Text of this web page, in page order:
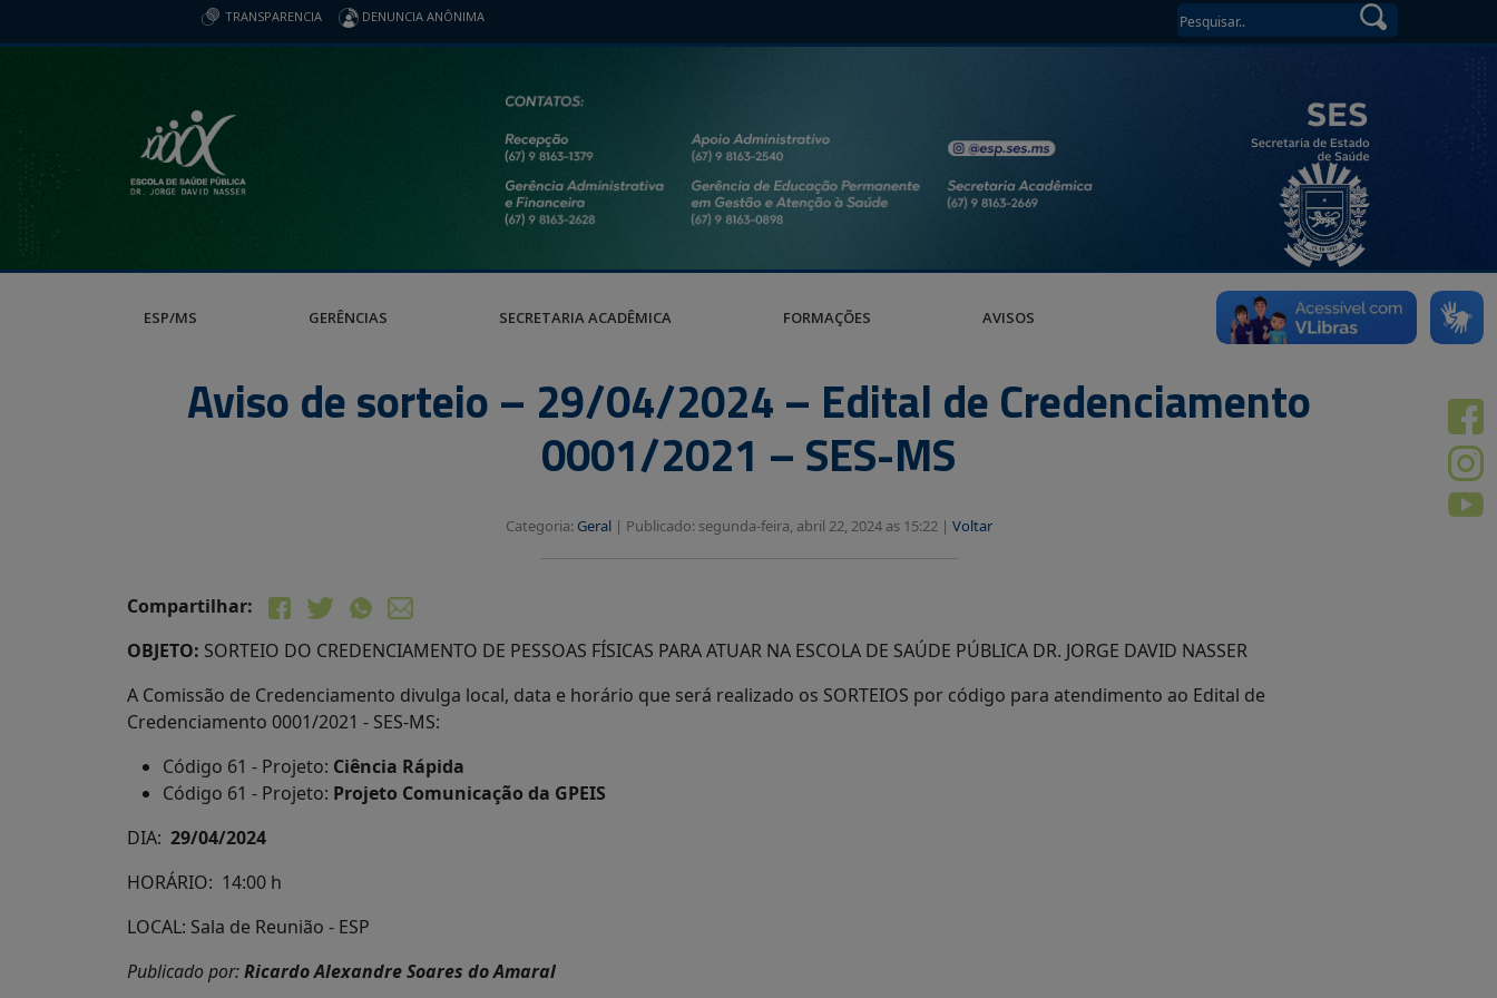
TRANSPARENCIA DENUNCIA ANÔNIMA
ESP/MS GERÊNCIAS SECRETARIA ACADÊMICA FORMAÇÕES AVISOS
Aviso de sorteio – 29/04/2024 – Edital de Credenciamento
0001/2021 – SES-MS
Categoria: Geral| Publicado: segunda-feira, abril 22, 2024 as 15:22 | Voltar
Compartilhar:
OBJETO: SORTEIO DO CREDENCIAMENTO DE PESSOAS FÍSICAS PARA ATUAR NA ESCOLA DE SAÚDE PÚBLICA DR. JORGE DAVID NASSER
A Comissão de Credenciamento divulga local, data e horário que será realizado os SORTEIOS por código para atendimento ao Edital de
Credenciamento 0001/2021 - SES-MS:
Código 61 - Projeto: Ciência Rápida
Código 61 - Projeto: Projeto Comunicação da GPEIS
DIA: 29/04/2024
HORÁRIO: 14:00 h
LOCAL: Sala de Reunião - ESP
Publicado por:Ricardo Alexandre Soares do Amaral